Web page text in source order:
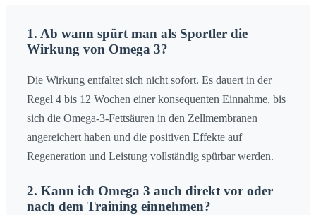
1. Ab wann spürt man als Sportler die
Wirkung von Omega 3?
Die Wirkung entfaltet sich nicht sofort. Es dauert in der
Regel 4 bis 12 Wochen einer konsequenten Einnahme, bis
sich die Omega-3-Fettsäuren in den Zellmembranen
angereichert haben und die positiven Effekte auf
Regeneration und Leistung vollständig spürbar werden.
2. Kann ich Omega 3 auch direkt vor oder
nach dem Training einnehmen?